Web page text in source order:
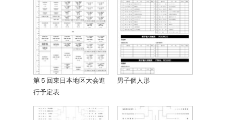
第５回東日本地区大会進
行予定表
男子個人形